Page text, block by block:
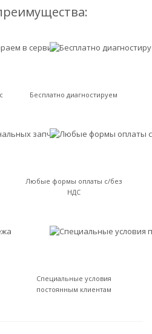
Бесплатно диагностируем
Любые формы оплаты с/без
НДС
Специальные условия
постоянным клиентам